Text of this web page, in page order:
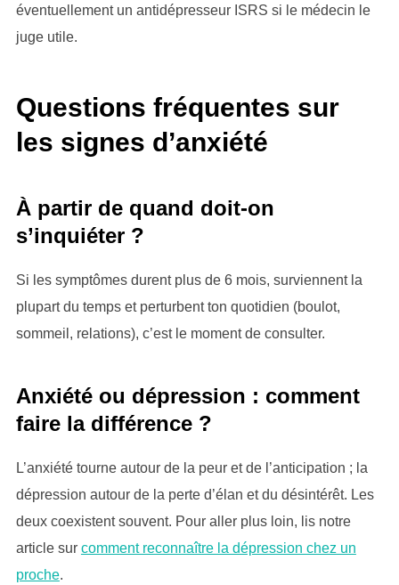
éventuellement un antidépresseur ISRS si le médecin le
juge utile.
Questions fréquentes sur
les signes d’anxiété
À partir de quand doit-on
s’inquiéter ?
Si les symptômes durent plus de 6 mois, surviennent la
plupart du temps et perturbent ton quotidien (boulot,
sommeil, relations), c’est le moment de consulter.
Anxiété ou dépression : comment
faire la différence ?
L’anxiété tourne autour de la peur et de l’anticipation ; la
dépression autour de la perte d’élan et du désintérêt. Les
deux coexistent souvent. Pour aller plus loin, lis notre
article sur comment reconnaître la dépression chez un
proche.